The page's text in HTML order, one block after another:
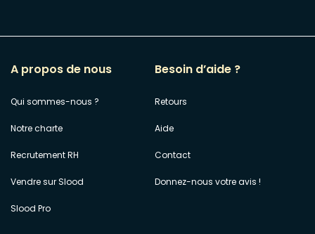
A propos de nous
Qui sommes-nous ?
Notre charte
Recrutement RH
Vendre sur Slood
Slood Pro
Besoin d’aide ?
Retours
Aide
Contact
Donnez-nous votre avis !